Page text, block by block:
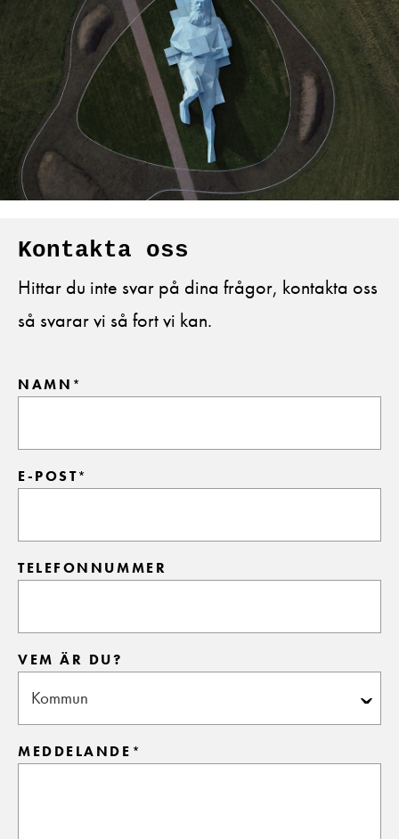
Kontakta oss
Hittar du inte svar på dina frågor, kontakta oss
så svarar vi så fort vi kan.
NAMN *
E-POST*
TELEFONNUMMER
VEM ÄR DU?
MEDDELANDE *